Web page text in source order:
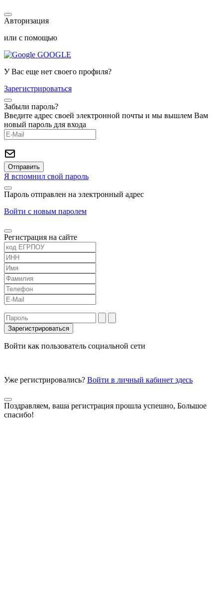
Авторизация
или с помощью
GOOGLE
У Вас еще нет своего профиля?
Зарегистрироваться
Забыли пароль?
Введите адрес своей электронной почты и мы вышлем Вам
новый пароль для входа
Я вспомнил свой пароль
Пароль отправлен на электронный адрес
Войти с новым паролем
Регистрация на сайте
Войти как пользователь социальной сети
Уже регистрировались? Войти в личный кабинет здесь
Поздравляем, ваша регистрация прошла успешно, Большое
спасибо!